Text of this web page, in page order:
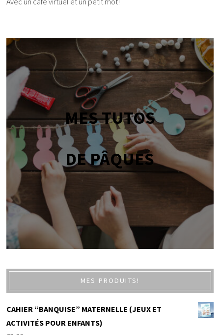
MES TUTOS
DE PÂQUES
MES PRODUITS!
CAHIER “BANQUISE” MATERNELLE (JEUX ET
ACTIVITÉS POUR ENFANTS)